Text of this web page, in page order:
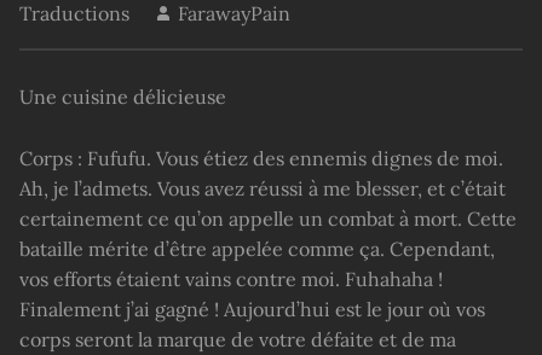
Traductions
FarawayPain
Une cuisine délicieuse
Corps : Fufufu. Vous étiez des ennemis dignes de moi.
Ah, je l’admets. Vous avez réussi à me blesser, et c’était
certainement ce qu’on appelle un combat à mort. Cette
bataille mérite d’être appelée comme ça. Cependant,
vos efforts étaient vains contre moi. Fuhahaha !
Finalement j’ai gagné ! Aujourd’hui est le jour où vos
corps seront la marque de votre défaite et de ma